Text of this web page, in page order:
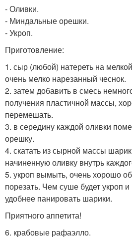
- Оливки.
- Миндальные орешки.
- Укроп.
Приготовление:
1. сыр (любой) натереть на
очень мелко нарезанный чеснок.
2. затем добавить в смесь
получения пластичной массы,
перемешать.
3. в середину каждой оливки
орешку.
4. скатать из сырной массы
начиненную оливку внутрь
5. укроп вымыть, очень хорошо
порезать. Чем суше будет укроп
удобнее панировать шарики.
Приятного аппетита!
6. крабовые рафаэлло.